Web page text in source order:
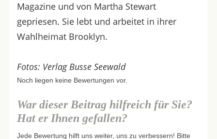
Magazine und von Martha Stewart
gepriesen. Sie lebt und arbeitet in ihrer
Wahlheimat Brooklyn.
Fotos: Verlag Busse Seewald
Noch liegen keine Bewertungen vor.
War dieser Beitrag hilfreich für Sie?
Hat er Ihnen gefallen?
Jede Bewertung hilft uns weiter, uns zu verbessern! Bitte